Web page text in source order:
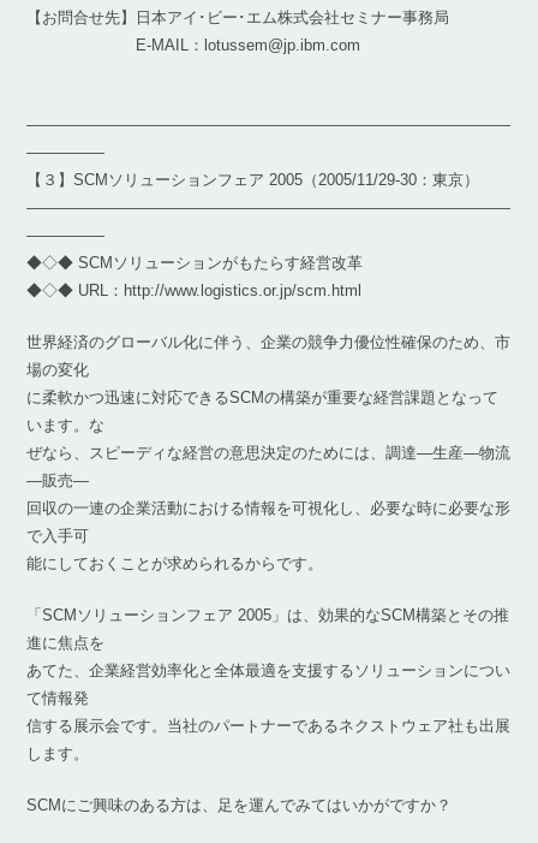
【お問合せ先】日本アイ･ビー･エム株式会社セミナー事務局
E-MAIL：lotussem@jp.ibm.com
―――――――――――――――――――――――――――――――
―――――
【３】SCMソリューションフェア 2005（2005/11/29-30：東京）
―――――――――――――――――――――――――――――――
―――――
◆◇◆ SCMソリューションがもたらす経営改革
◆◇◆ URL：http://www.logistics.or.jp/scm.html
世界経済のグローバル化に伴う、企業の競争力優位性確保のため、市
場の変化
に柔軟かつ迅速に対応できるSCMの構築が重要な経営課題となって
います。な
ぜなら、スピーディな経営の意思決定のためには、調達―生産―物流
―販売―
回収の一連の企業活動における情報を可視化し、必要な時に必要な形
で入手可
能にしておくことが求められるからです。
「SCMソリューションフェア 2005」は、効果的なSCM構築とその推
進に焦点を
あてた、企業経営効率化と全体最適を支援するソリューションについ
て情報発
信する展示会です。当社のパートナーであるネクストウェア社も出展
します。
SCMにご興味のある方は、足を運んでみてはいかがですか？